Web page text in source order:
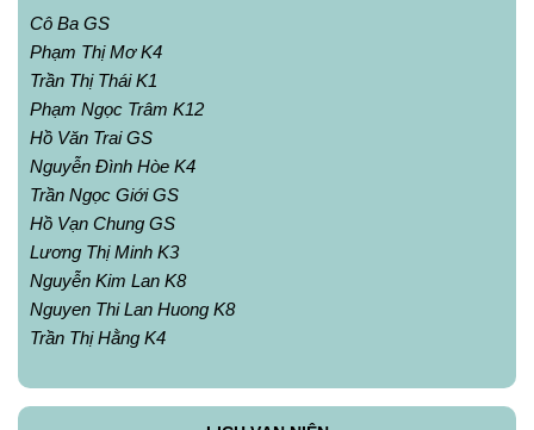
Cô Ba GS
Phạm Thị Mơ K4
Trần Thị Thái K1
Phạm Ngọc Trâm K12
Hồ Văn Trai GS
Nguyễn Đình Hòe K4
Trần Ngọc Giới GS
Hồ Vạn Chung GS
Lương Thị Minh K3
Nguyễn Kim Lan K8
Nguyen Thi Lan Huong K8
Trần Thị Hằng K4